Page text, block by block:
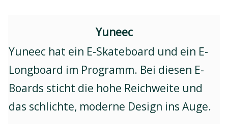
Yuneec
Yuneec hat ein E-Skateboard und ein E-
Longboard im Programm. Bei diesen E-
Boards sticht die hohe Reichweite und
das schlichte, moderne Design ins Auge.